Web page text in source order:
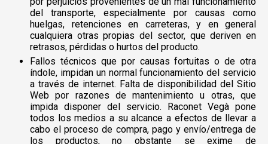
del transporte, especialmente por causas como
huelgas, retenciones en carreteras, y en general
cualquiera otras propias del sector, que deriven en
retrasos, pérdidas o hurtos del producto.
Fallos técnicos que por causas fortuitas o de otra
índole, impidan un normal funcionamiento del servicio
a través de internet. Falta de disponibilidad del Sitio
Web por razones de mantenimiento u otras, que
impida disponer del servicio. Raconet Vegà pone
todos los medios a su alcance a efectos de llevar a
cabo el proceso de compra, pago y envío/entrega de
los productos, no obstante se exime de